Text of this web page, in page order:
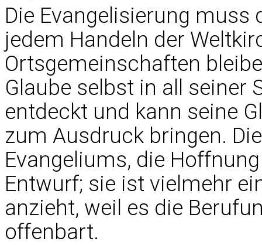
Die Evangelisierung
jedem Handeln der
Ortsgemeinschaften
Glaube selbst in all seiner
entdeckt und kann seine
zum Ausdruck bringen.
Evangeliums, die
Entwurf; sie ist vielmehr
anzieht, weil es die
offenbart.